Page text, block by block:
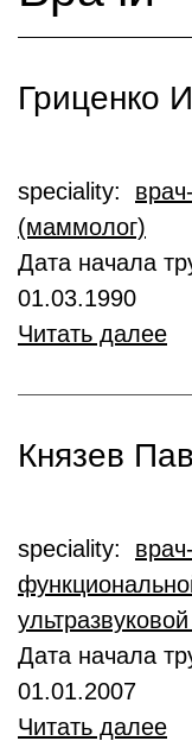
Гриценко
speciality:
(маммолог)
Дата начала
01.03.1990
Читать далее
Князев
speciality:
Дата начала
01.01.2007
Читать далее